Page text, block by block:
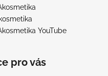
YouTube
pro vás